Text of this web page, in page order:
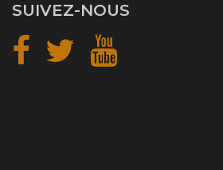
SUIVEZ-NOUS